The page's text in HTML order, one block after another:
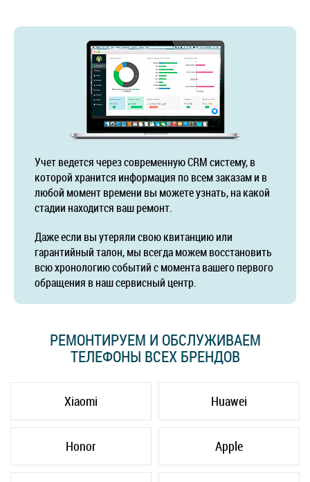
Учет ведется через современную CRM систему, в
которой хранится информация по всем заказам и в
любой момент времени вы можете узнать, на какой
стадии находится ваш ремонт.
Даже если вы утеряли свою квитанцию или
гарантийный талон, мы всегда можем восстановить
всю хронологию событий с момента вашего первого
обращения в наш сервисный центр.
РЕМОНТИРУЕМ И ОБСЛУЖИВАЕМ
ТЕЛЕФОНЫ ВСЕХ БРЕНДОВ
Xiaomi Huawei
Honor Apple